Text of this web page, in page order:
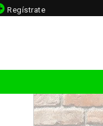
Regístrate